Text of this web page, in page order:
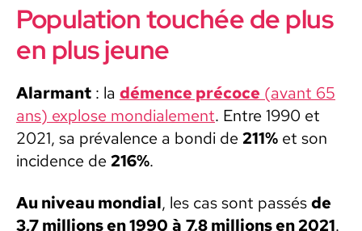
Population touchée de plus
en plus jeune
Alar­mant : la démence pré­coce (avant 65
ans) explose mon­di­ale­ment. Entre 1990 et
2021, sa pré­va­lence a bon­di de 211% et son
inci­dence de 216%.
Au niveau mon­di­al, les cas sont passésde
3,7 mil­lions en 1990 à 7,8 mil­lions en 2021.